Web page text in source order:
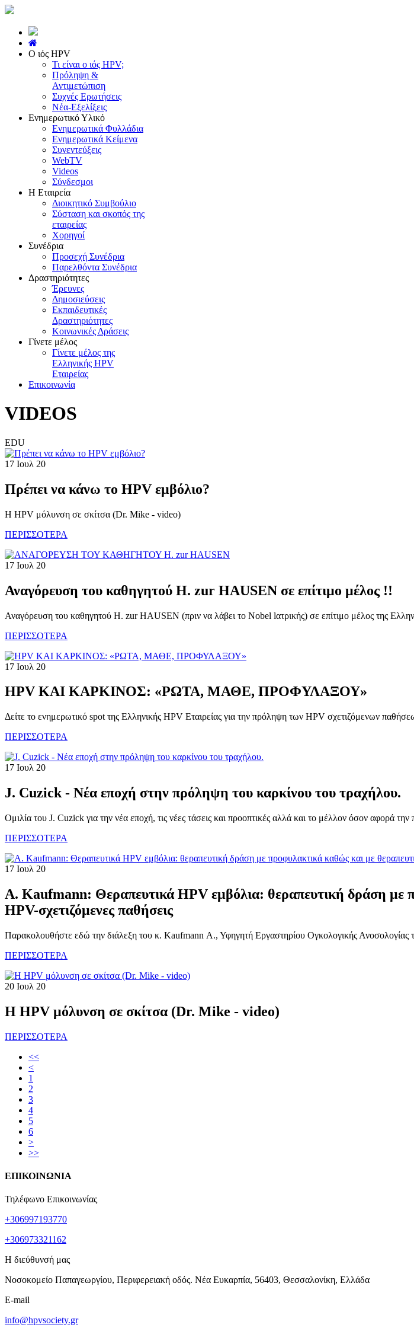
Ο ιός HPV
Τι είναι ο ιός HPV;
Πρόληψη &
Αντιμετώπιση
Συχνές Ερωτήσεις
Νέα-Εξελίξεις
Ενημερωτικό Υλικό
Ενημερωτικά Φυλλάδια
Ενημερωτικά Κείμενα
Συνεντεύξεις
WebTV
Videos
Σύνδεσμοι
Η Εταιρεία
Διοικητικό Συμβούλιο
Σύσταση και σκοπός της
εταιρείας
Χορηγοί
Συνέδρια
Προσεχή Συνέδρια
Παρελθόντα Συνέδρια
Δραστηριότητες
Έρευνες
Δημοσιεύσεις
Εκπαιδευτικές
Δραστηριότητες
Κοινωνικές Δράσεις
Γίνετε μέλος
Γίνετε μέλος της
Ελληνικής HPV
Εταιρείας
Επικοινωνία
VIDEOS
EDU
17 Ιουλ 20
Πρέπει να κάνω το HPV εμβόλιο?
Η HPV μόλυνση σε σκίτσα (Dr. Mike - video)
ΠΕΡΙΣΣΟΤΕΡΑ
17 Ιουλ 20
Αναγόρευση του καθηγητού H. zur HAUSEN σε επίτιμο μέλος !!
Αναγόρευση του καθηγητού H. zur HAUSEN (πριν να λάβει το Nobel lατρικής) σε επίτιμο μέλος της
ΠΕΡΙΣΣΟΤΕΡΑ
17 Ιουλ 20
HPV KAI ΚΑΡΚΙΝΟΣ: «ΡΩΤΑ, ΜΑΘΕ, ΠΡΟΦΥΛΑΞΟΥ»
Δείτε το ενημερωτικό spot της Ελληνικής HPV Εταιρείας για την πρόληψη των HPV σχετιζόμενων
ΠΕΡΙΣΣΟΤΕΡΑ
17 Ιουλ 20
J. Cuzick - Νέα εποχή στην πρόληψη του καρκίνου του τραχήλου.
Ομιλία του J. Cuzick για την νέα εποχή, τις νέες τάσεις και προοπτικές αλλά και το μέλλον όσον αφορά
ΠΕΡΙΣΣΟΤΕΡΑ
17 Ιουλ 20
A. Kaufmann: Θεραπευτικά HPV εμβόλια: θεραπευτική δράση με
HPV-σχετιζόμενες παθήσεις
Παρακολουθήστε εδώ την διάλεξη του κ. Kaufmann Α., Υφηγητή Εργαστηρίου Ογκολογικής Ανοσολογίας
ΠΕΡΙΣΣΟΤΕΡΑ
20 Ιουλ 20
Η HPV μόλυνση σε σκίτσα (Dr. Mike - video)
ΠΕΡΙΣΣΟΤΕΡΑ
<<
<
1
2
3
4
5
6
>
>>
ΕΠΙΚΟΙΝΩΝΙΑ
Τηλέφωνο Επικοινωνίας
+306997193770
+306973321162
Η διεύθυνσή μας
Νοσοκομείο Παπαγεωργίου, Περιφερειακή οδός. Νέα Ευκαρπία, 56403, Θεσσαλονίκη, Ελλάδα
E-mail
info@hpvsociety.gr